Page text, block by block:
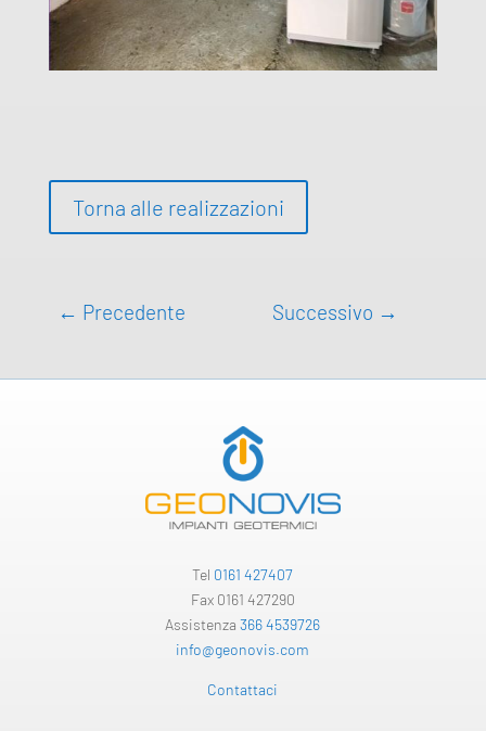
Torna alle realizzazioni
← Precedente Successivo →
Tel 0161 427407
Fax 0161 427290
Assistenza366 4539726
info@geonovis.com
Contattaci